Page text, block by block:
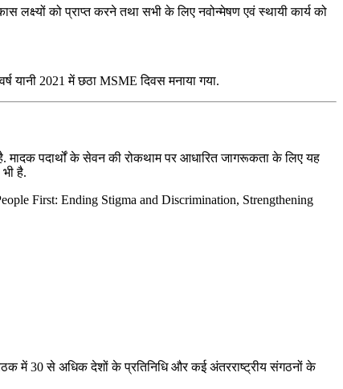
लक्ष्यों को प्राप्त करने तथा सभी के लिए नवोन्मेषण एवं स्थायी कार्य को
यानी 2021 में छठा MSME दिवस मनाया गया.
मादक पदार्थों के सेवन की रोकथाम पर आधारित जागरूकता के लिए यह
है.
First: Ending Stigma and Discrimination, Strengthening
में 30 से अधिक देशों के प्रतिनिधि और कई अंतरराष्ट्रीय संगठनों के